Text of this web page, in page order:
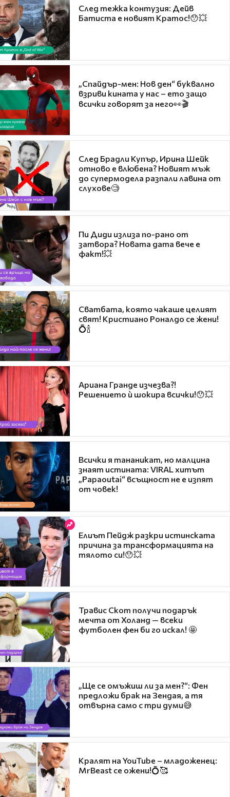
След тежка контузия: Дейв
Батиста е новият Кратос!😯💥
„Спайдър-мен: Нов ден“ буквално
взриви кината у нас – ето защо
всички говорят за него👀🎬
След Брадли Купър, Ирина Шейк
отново е влюбена? Новият мъж
до супермодела разпали лавина от
слухове🧐
Пи Диди излиза по-рано от
затвора? Новата дата вече е
факт!💥
Сватбата, която чакаше целият
свят! Кристиано Роналдо се жени!
💍🍾
Ариана Гранде изчезва?!
Решението ѝ шокира всички!😯💥
Всички я тананикат, но малцина
знаят истината: VIRAL хитът
„Papaoutai“ всъщност не е изпят
от човек!
Елиът Пейдж разкри истинската
причина за трансформацията на
тялото си!😯💥
Травис Скот получи подарък
мечта от Холанд — всеки
футболен фен би го искал! 🤩
„Ще се омъжиш ли за мен?“: Фен
предложи брак на Зендая, а тя
отвърна само с три думи😅
Кралят на YouTube – младоженец:
MrBeast се ожени!💍🥰